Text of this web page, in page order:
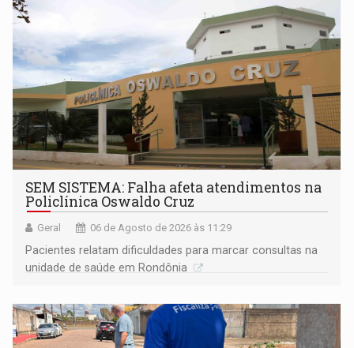
SEM SISTEMA: Falha afeta atendimentos na
Policlínica Oswaldo Cruz
Geral 06 de Agosto de 2026 às 11:29
Pacientes relatam dificuldades para marcar consultas na
unidade de saúde em Rondônia